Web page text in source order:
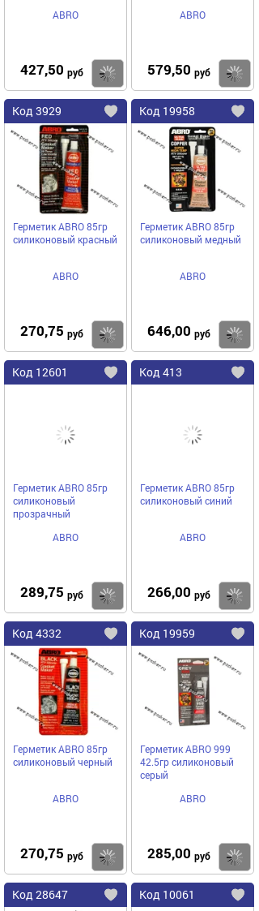
ABRO
427,50 руб Купить
ABRO
579,50 руб
Код 3929
Добавить
избранное
Герметик ABRO 85гр
силиконовый красный
ABRO
270,75 руб Купить
Код 19958
Герметик ABRO 85гр
силиконовый медный
ABRO
646,00 руб
Код 12601
Добавить
Герметик ABRO 85гр
силиконовый
прозрачный
ABRO
289,75 руб Купить
Код 413
Герметик ABRO 85гр
силиконовый синий
ABRO
266,00 руб
Код 4332
Добавить
избранное
Герметик ABRO 85гр
силиконовый черный
ABRO
270,75 руб Купить
Код 19959
Герметик ABRO 999
42.5гр силиконовый
серый
ABRO
285,00 руб
Код 28647
Добавить
Код 10061